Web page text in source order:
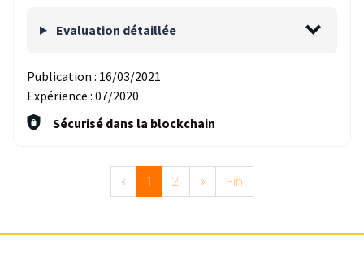
Evaluation détaillée
Publication : 16/03/2021
Expérience : 07/2020
Sécurisé dans la blockchain
« 1 2 » Fin